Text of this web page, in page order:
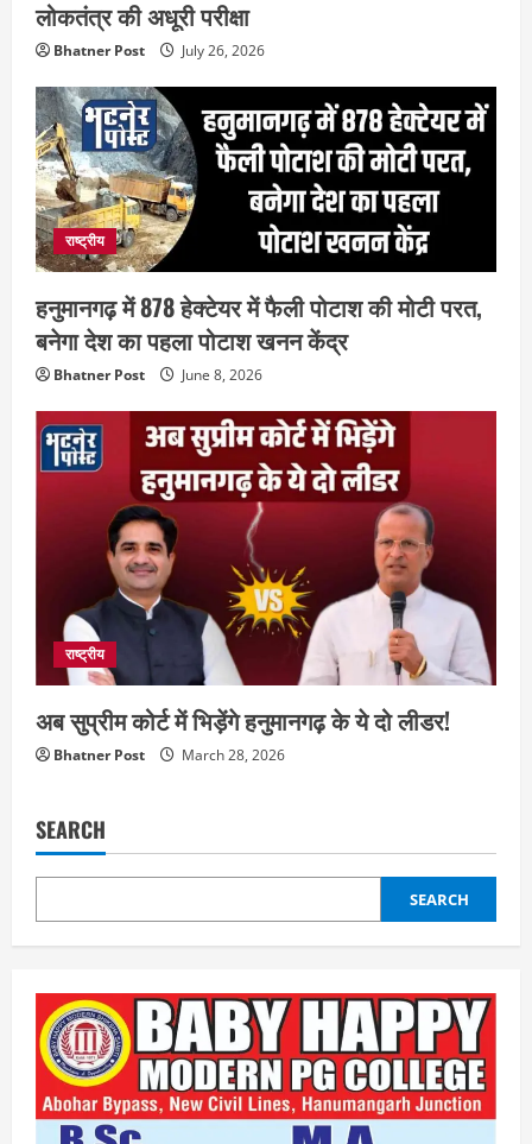
लोकतंत्र की अधूरी परीक्षा
Bhatner Post July 26, 2026
राष्ट्रीय
हनुमानगढ़ में 878 हेक्टेयर में फैली पोटाश की मोटी परत,
बनेगा देश का पहला पोटाश खनन केंद्र
Bhatner Post June 8, 2026
राष्ट्रीय
अब सुप्रीम कोर्ट में भिड़ेंगे हनुमानगढ़ के ये दो लीडर!
Bhatner Post March 28, 2026
SEARCH
SEARCH